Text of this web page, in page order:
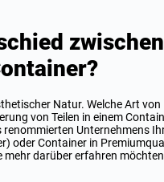
Natur. Welche Art
von Teilen in einem
renommierten Unternehmens
oder Container in
mehr darüber erfahren